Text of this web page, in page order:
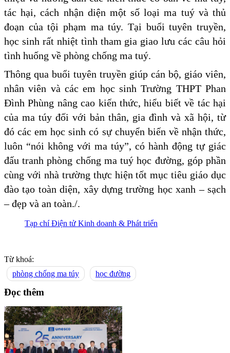
tác hại, cách nhận diện một số loại ma tuý và thủ
đoạn của tội phạm ma túy. Tại buổi tuyên truyền,
học sinh rất nhiệt tình tham gia giao lưu các câu hỏi
tình huống về phòng chống ma tuý.
Thông qua buổi tuyên truyền giúp cán bộ, giáo viên,
nhân viên và các em học sinh Trường THPT Phan
Đình Phùng nâng cao kiến thức, hiểu biết về tác hại
của ma túy đối với bản thân, gia đình và xã hội, từ
đó các em học sinh có sự chuyển biến về nhận thức,
luôn “nói không với ma túy”, có hành động tự giác
đấu tranh phòng chống ma tuý học đường, góp phần
cùng với nhà trường thực hiện tốt mục tiêu giáo dục
đào tạo toàn diện, xây dựng trường học xanh – sạch
– đẹp và an toàn./.
Tạp chí Điện tử Kinh doanh & Phát triển
Từ khoá:
phòng chống ma túy
học đường
Đọc thêm